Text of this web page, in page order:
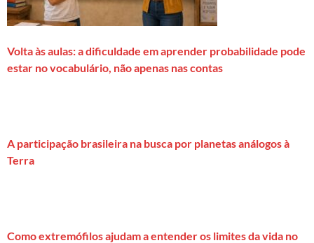
Volta às aulas: a dificuldade em aprender probabilidade pode
estar no vocabulário, não apenas nas contas
A participação brasileira na busca por planetas análogos à
Terra
Como extremófilos ajudam a entender os limites da vida no